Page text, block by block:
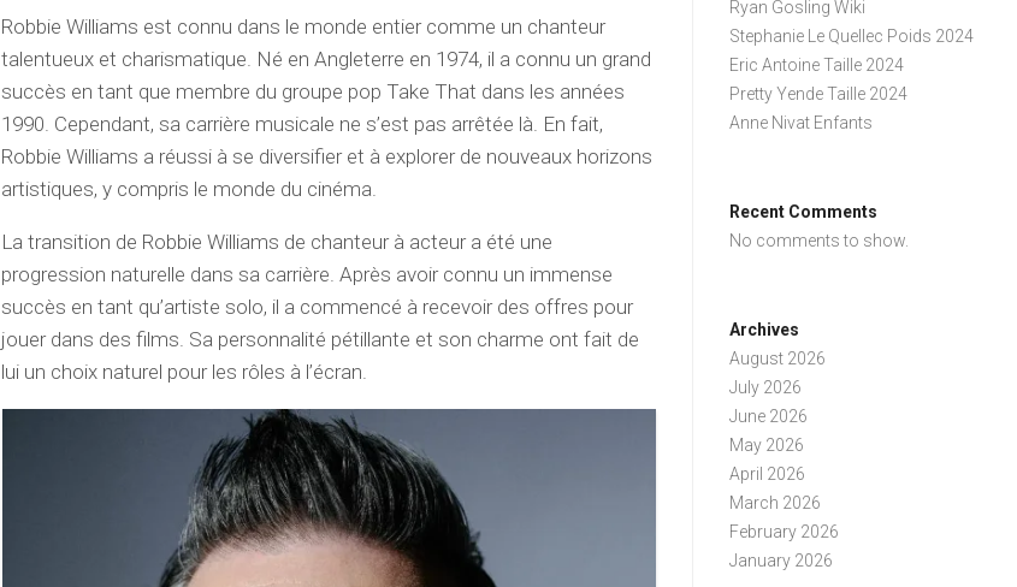
Robbie Williams est connu dans le monde entier comme un chanteur
talentueux et charismatique. Né en Angleterre en 1974, il a connu un grand
succès en tant que membre du groupe pop Take That dans les années
1990. Cependant, sa carrière musicale ne s’est pas arrêtée là. En fait,
Robbie Williams a réussi à se diversifier et à explorer de nouveaux horizons
artistiques, y compris le monde du cinéma.
La transition de Robbie Williams de chanteur à acteur a été une
progression naturelle dans sa carrière. Après avoir connu un immense
succès en tant qu’artiste solo, il a commencé à recevoir des offres pour
jouer dans des films. Sa personnalité pétillante et son charme ont fait de
lui un choix naturel pour les rôles à l’écran.
Ryan Gosling Wiki
Stephanie Le Quellec Poids 2024
Eric Antoine Taille 2024
Pretty Yende Taille 2024
Anne Nivat Enfants
Recent Comments
No comments to show.
Archives
August 2026
July 2026
June 2026
May 2026
April 2026
March 2026
February 2026
January 2026